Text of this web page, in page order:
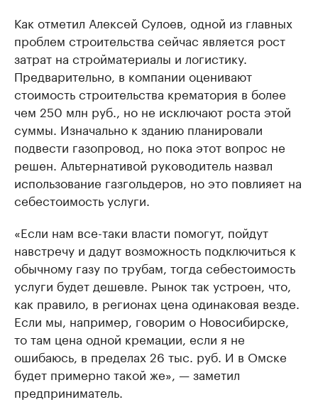
Как отметил Алексей Сулоев, одной из главных
проблем строительства сейчас является рост
затрат на стройматериалы и логистику.
Предварительно, в компании оценивают
стоимость строительства крематория в более
чем 250 млн руб., но не исключают роста этой
суммы. Изначально к зданию планировали
подвести газопровод, но пока этот вопрос не
решен. Альтернативой руководитель назвал
использование газгольдеров, но это повлияет на
себестоимость услуги.
«Если нам все-таки власти помогут, пойдут
навстречу и дадут возможность подключиться к
обычному газу по трубам, тогда себестоимость
услуги будет дешевле. Рынок так устроен, что,
как правило, в регионах цена одинаковая везде.
Если мы, например, говорим о Новосибирске,
то там цена одной кремации, если я не
ошибаюсь, в пределах 26 тыс. руб. И в Омске
будет примерно такой же», — заметил
предприниматель.